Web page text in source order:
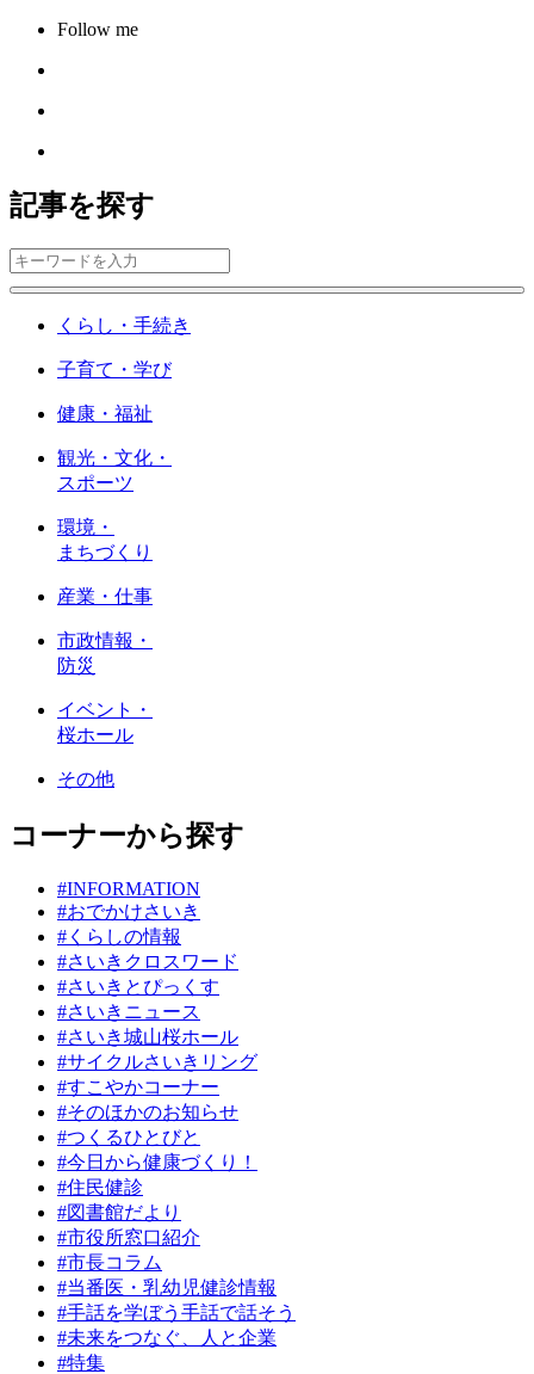
Follow me
記事を探す
くらし・手続き
子育て・学び
健康・福祉
観光・文化・
スポーツ
環境・
まちづくり
産業・仕事
市政情報・
防災
イベント・
桜ホール
その他
コーナーから探す
#INFORMATION
#おでかけさいき
#くらしの情報
#さいきクロスワード
#さいきとぴっくす
#さいきニュース
#さいき城山桜ホール
#サイクルさいきリング
#すこやかコーナー
#そのほかのお知らせ
#つくるひとびと
#今日から健康づくり！
#住民健診
#図書館だより
#市役所窓口紹介
#市長コラム
#当番医・乳幼児健診情報
#手話を学ぼう手話で話そう
#未来をつなぐ、人と企業
#特集